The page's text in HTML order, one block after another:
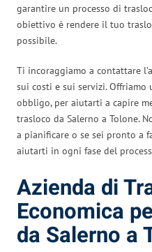
garantire un processo di
obiettivo è rendere il tuo
possibile.
Ti incoraggiamo a contattare
sui costi e sui servizi.
obbligo, per aiutarti a capire
trasloco da Salerno a Tolone.
a pianificare o se sei pronto a
aiutarti in ogni fase del
Azienda di
Economica
da Salerno a